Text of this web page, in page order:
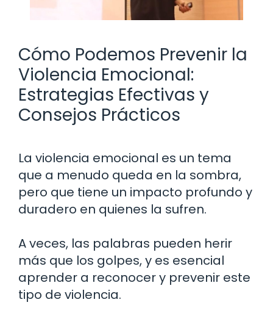
Cómo Podemos Prevenir la
Violencia Emocional:
Estrategias Efectivas y
Consejos Prácticos
La violencia emocional es un tema
que a menudo queda en la sombra,
pero que tiene un impacto profundo y
duradero en quienes la sufren.
A veces, las palabras pueden herir
más que los golpes, y es esencial
aprender a reconocer y prevenir este
tipo de violencia.